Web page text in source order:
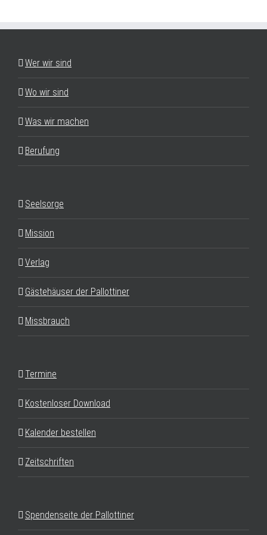
Wer wir sind
Wo wir sind
Was wir machen
Berufung
Seelsorge
Mission
Verlag
Gästehäuser der Pallottiner
Missbrauch
Termine
Kostenloser Download
Kalender bestellen
Zeitschriften
Spendenseite der Pallottiner